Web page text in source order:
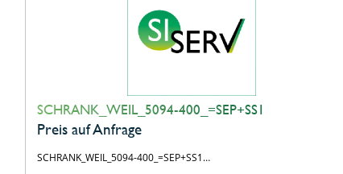
SCHRANK_WEIL_5094-400_=SEP+SS1
Preis auf Anfrage
SCHRANK_WEIL_5094-400_=SEP+SS1…